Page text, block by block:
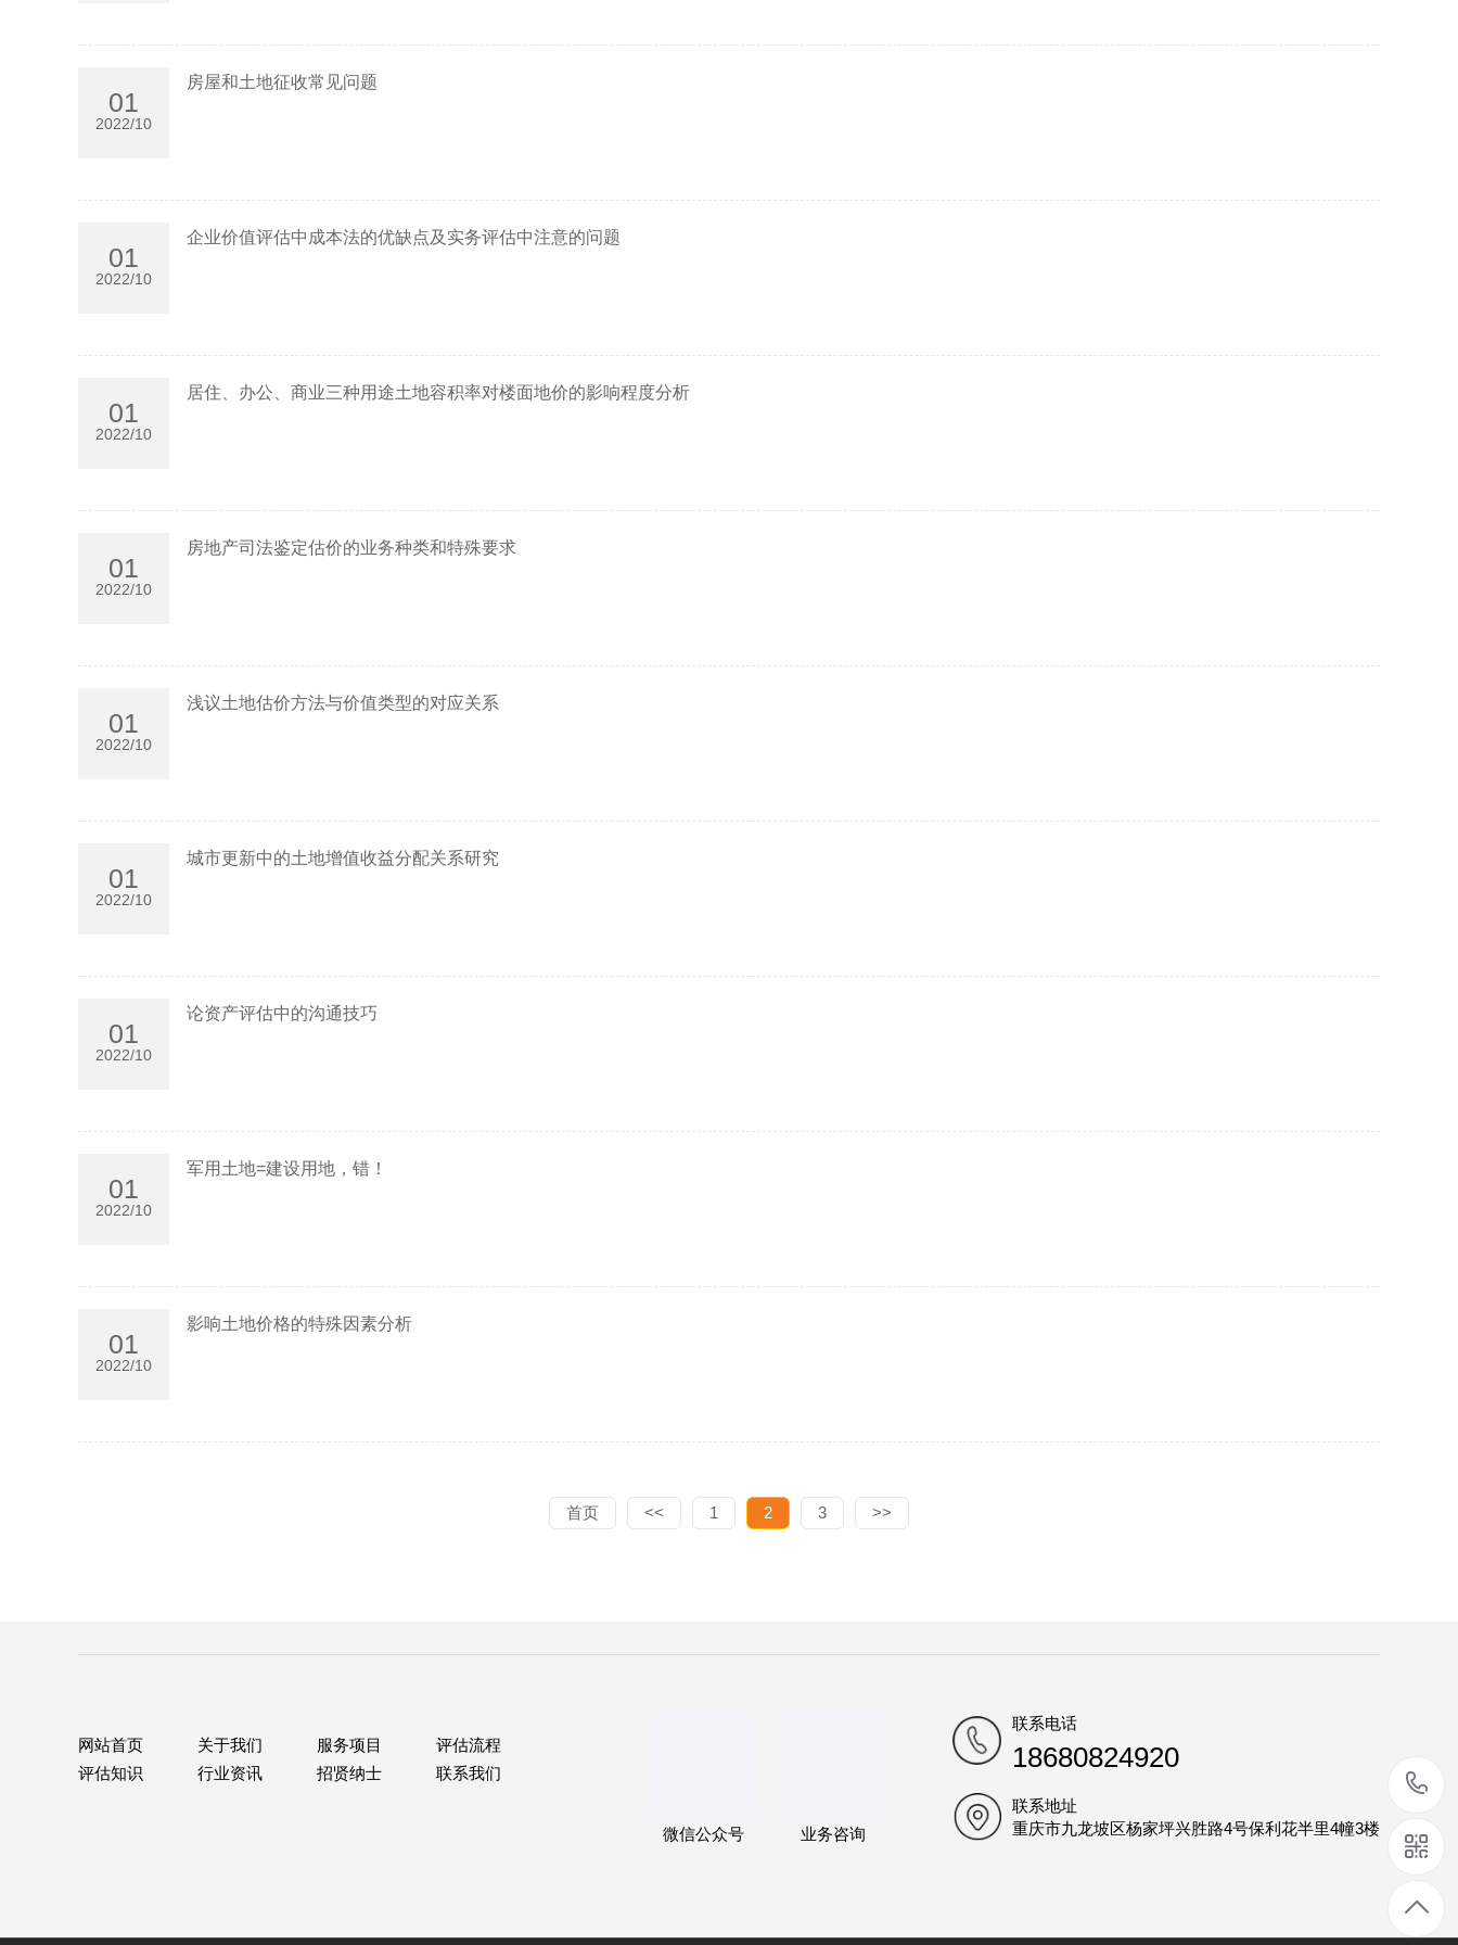
01
2022/10
房屋和土地征收常见问题
01
2022/10
企业价值评估中成本法的优缺点及实务评估中注意的问题
01
2022/10
居住、办公、商业三种用途土地容积率对楼面地价的影响程度分析
01
2022/10
房地产司法鉴定估价的业务种类和特殊要求
01
2022/10
浅议土地估价方法与价值类型的对应关系
01
2022/10
城市更新中的土地增值收益分配关系研究
01
2022/10
论资产评估中的沟通技巧
01
2022/10
军用土地=建设用地，错！
01
2022/10
影响土地价格的特殊因素分析
首页 << 1 2 3 >>
网站首页 关于我们 服务项目
评估流程
评估知识
行业资讯 招贤纳士 联系我们
微信公众号 业务咨询
联系电话
18680824920
联系地址
重庆市九龙坡区杨家坪兴胜路4号保利花半里4幢3楼